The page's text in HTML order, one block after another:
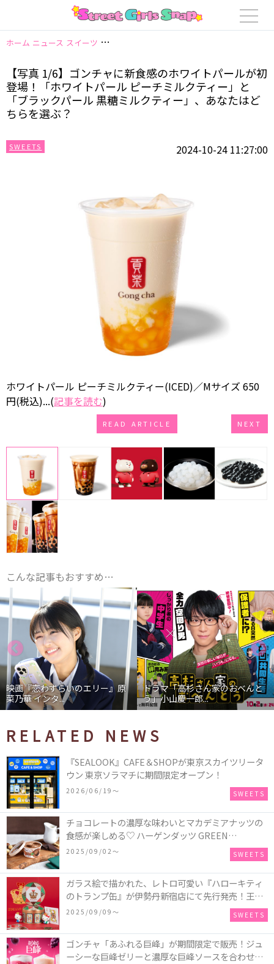
ホーム ニュース スイーツ 【写真 1/6】ゴンチャに新食感のホワイトパー
【写真 1/6】ゴンチャに新食感のホワイトパールが初
登場！「ホワイトパール ピーチミルクティー」と
「ブラックパール 黒糖ミルクティー」、あなたはど
ちらを選ぶ？
SWEETS 2024-10-24 11:27:00
ホワイトパール ピーチミルクティー(ICED)／Mサイズ 650
円(税込)...(記事を読む)
READ ARTICLE NEXT
こんな記事もおすすめ…
映画『恋わずらいのエリー』原
菜乃華 インタ...
ドラマ「高杉さん家のおべんと
う」小山慶一郎...
RELATED NEWS
『SEALOOK』CAFE＆SHOPが東京スカイツリータ
ウン 東京ソラマチに期間限定オープン！
2026/06/19〜 SWEETS
チョコレートの濃厚な味わいとマカデミアナッツの
食感が楽しめる♡ ハーゲンダッツ GREEN
CRAFT(グリーンクラフト) ミニカップ『チョコレー
2025/09/02〜 SWEETS
ガラス絵で描かれた、レトロ可愛い『ハローキティ
のトランプ缶』が伊勢丹新宿店にて先行発売！王冠
キティのフィギュア、キティトランプのステッカー
2025/09/09〜 SWEETS
ゴンチャ「あふれる巨峰」が期間限定で販売！ジュ
ーシーな巨峰ゼリーと濃厚な巨峰ソースを合わせた